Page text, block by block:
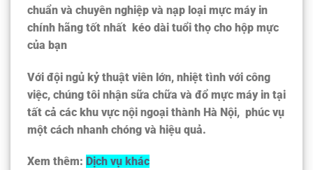
chuẩn và chuyên nghiệp và nạp loại mực máy in
chính hãng tốt nhất kéo dài tuổi thọ cho hộp mực
của bạn
Với đội ngủ kỷ thuật viên lớn, nhiệt tình với công
việc, chúng tôi nhận sữa chữa và đổ mực máy in tại
tất cả các khu vực nội ngoại thành Hà Nội, phúc vụ
một cách nhanh chóng và hiệu quả.
Xem thêm: Dịch vụ khác